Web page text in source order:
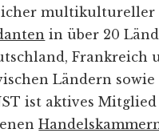
multikultureller
in über 20
Frankreich
Ländern sowie
ist aktives